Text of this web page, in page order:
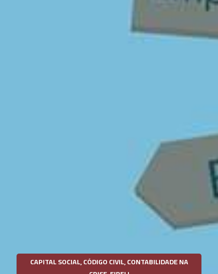
CAPITAL SOCIAL,CÓDIGO CIVIL,CONTABILIDADE NA